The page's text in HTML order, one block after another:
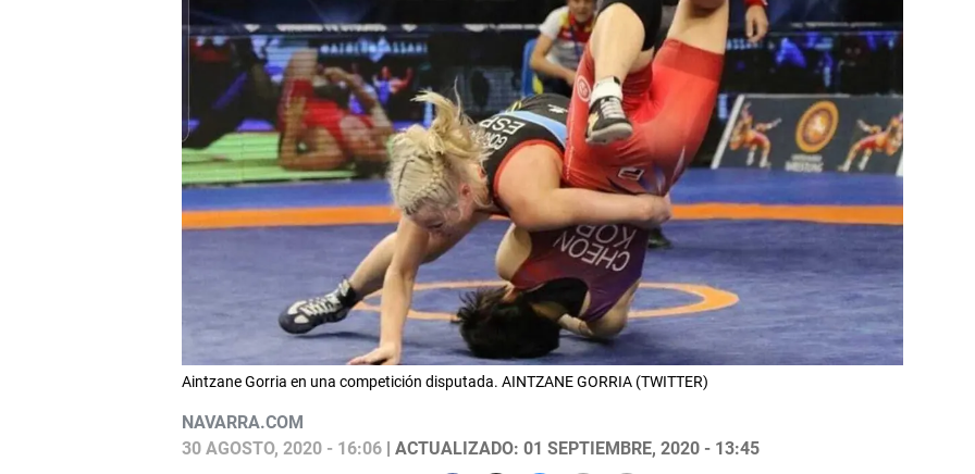
Aintzane Gorria en una competición disputada. AINTZANE GORRIA (TWITTER)
NAVARRA.COM
30 AGOSTO, 2020 - 16:06| ACTUALIZADO: 01 SEPTIEMBRE, 2020 - 13:45